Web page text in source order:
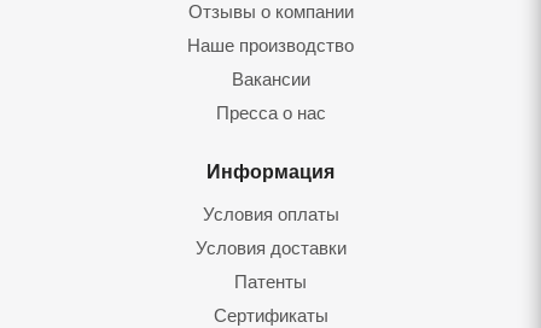
Отзывы о компании
Наше производство
Вакансии
Пресса о нас
Информация
Условия оплаты
Условия доставки
Патенты
Сертификаты